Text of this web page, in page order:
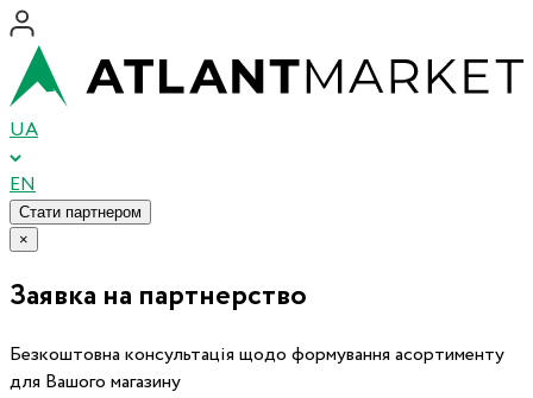
UA
EN
Стати партнером
×
Заявка на партнерство
Безкоштовна консультація щодо формування асортименту
для Вашого магазину